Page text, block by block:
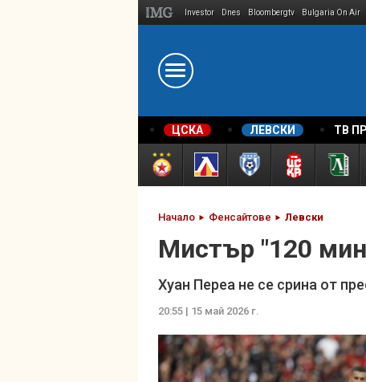
Investor Dnes Bloombergtv Bulgaria On Air
ЦСКА ЛЕВСКИ ТВ
Начало Фенсайтове Левски
Мистър "120
Хуан Переа не се срина от
20:55 | 15 май 2026 г.